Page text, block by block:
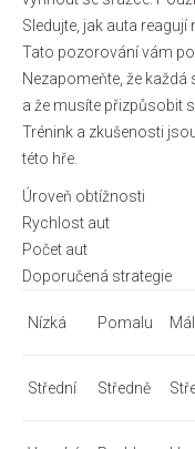
Sledujte, jak auta
Tato pozorování vám
Nezapomeňte, že
a že musíte přizpůsobit
Trénink a zkušenosti
této hře.
Úroveň obtížnosti
Rychlost aut
Počet aut
Doporučená strategie
Nízká Pomalu
Střední Středně